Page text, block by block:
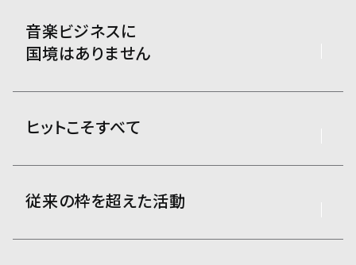
音楽ビジネスに
国境はありません
ヒットこそすべて
従来の枠を超えた活動